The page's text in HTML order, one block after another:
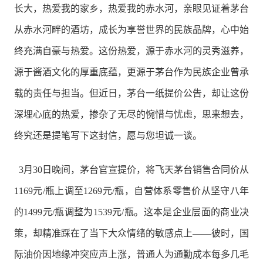
长大，热爱我的家乡，热爱我的赤水河，亲眼见证着茅台
从赤水河畔的酒坊，成长为享誉世界的民族品牌，心中始
终充满自豪与热爱。这份热爱，源于赤水河的灵秀滋养，
源于酱酒文化的厚重底蕴，更源于茅台作为民族企业曾承
载的责任与担当。但近日，茅台一纸提价公告，却让这份
深埋心底的热爱，掺杂了无尽的惋惜与忧虑，思来想去，
终究还是提笔写下这封信，愿与您坦诚一谈。
3月30日晚间，茅台官宣提价，将飞天茅台销售合同价从
1169元/瓶上调至1269元/瓶，自营体系零售价从坚守八年
的1499元/瓶调整为1539元/瓶。这本是企业层面的商业决
策，却精准踩在了当下大众情绪的敏感点上——彼时，国
际油价因地缘冲突应声上涨，普通人为通勤成本每多几毛